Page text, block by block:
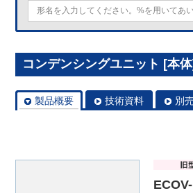
コンデンシングユニット [本
製品概要 技術資料 別